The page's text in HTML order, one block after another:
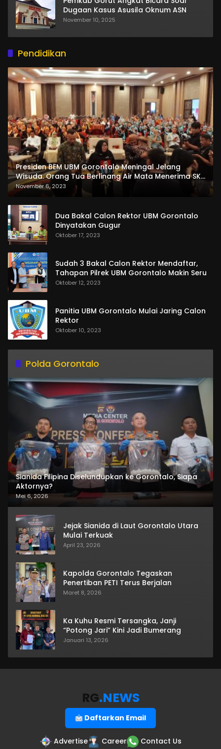
Dugaan Kasus Asusila Oknum ASN
November 10, 2025
Pendidikan
Presiden BEM UBM Gorontalo Meningal Jelang
Wisuda. Orang Tua Berlinang Air Mata Menerima SKL
dan Pemasangan Salempang
November 6, 2023
Dua Bakal Calon Rektor UBM Gorontalo
Dinyatakan Gugur
Oktober 17, 2023
Sudah 3 Bakal Calon Rektor Mendaftar,
Tahapan Pilrek UBM Gorontalo Makin Seru
Oktober 12, 2023
Panitia UBM Gorontalo Mulai Jaring Calon
Rektor
Oktober 10, 2023
Polda Gorontalo
Sianida Filipina Diselundupkan ke Gorontalo, Siapa
Aktornya?
Mei 6, 2026
Jejak Sianida di Laut Gorontalo Utara
Mulai Terkuak
April 23, 2026
Kapolda Gorontalo Tegaskan
Penertiban PETI Terus Berjalan
Maret 8, 2026
Ka Kuhu Resmi Tersangka, Janji
“Potong Jari” Kini Jadi Bumerang
Januari 13, 2026
RG.NEWS
Daftarkan Email
Advertise Career Contact Us